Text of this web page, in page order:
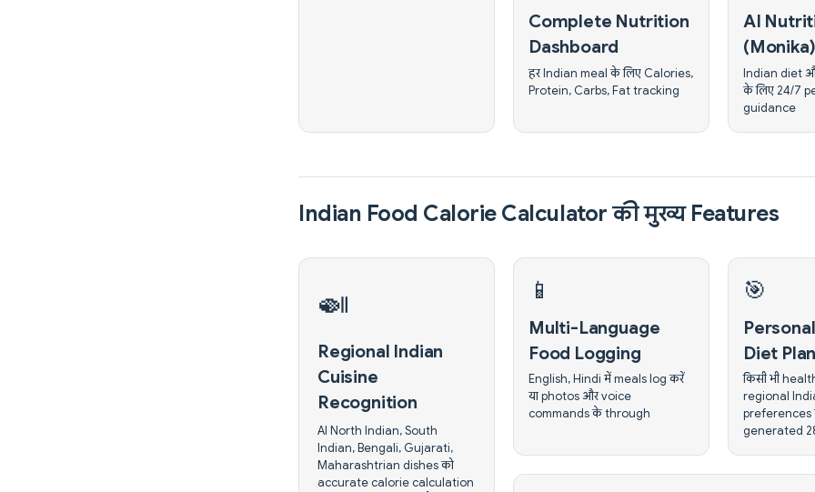
Complete Nutrition
Dashboard
हर Indian meal के लिए Calories,
Protein, Carbs, Fat tracking
AI
(Monika)
Indian diet
के लिए 24/7
guidance
Indian Food Calorie Calculator की मुख्य Features
🍛
Regional Indian
Cuisine
Recognition
AI North Indian, South
Indian, Bengali, Gujarati,
Maharashtrian dishes को
accurate calorie calculation
📱
Multi-Language
Food Logging
English, Hindi में meals log करें
या photos और voice
commands के through
🎯
Diet
किसी भी
regional
preferences
generated